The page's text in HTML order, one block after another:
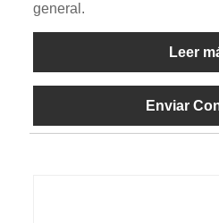
general.
Leer
Enviar